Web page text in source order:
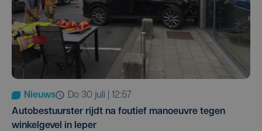
Nieuws
do 30 juli | 12:57
Autobestuurster rijdt na foutief manoeuvre tegen
winkelgevel in Ieper